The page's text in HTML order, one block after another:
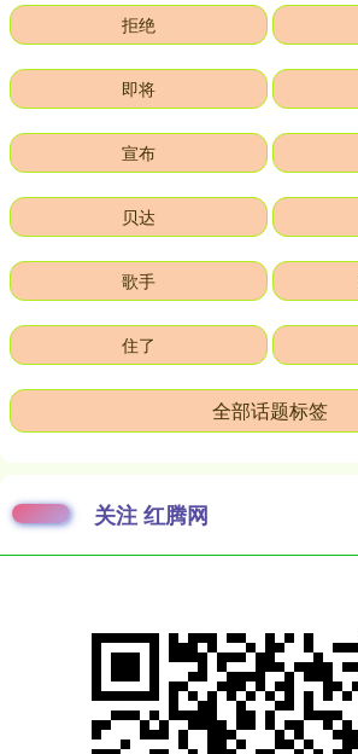
拒绝
即将
宣布
贝达
歌手
住了
全部话题标签
关注 红腾网